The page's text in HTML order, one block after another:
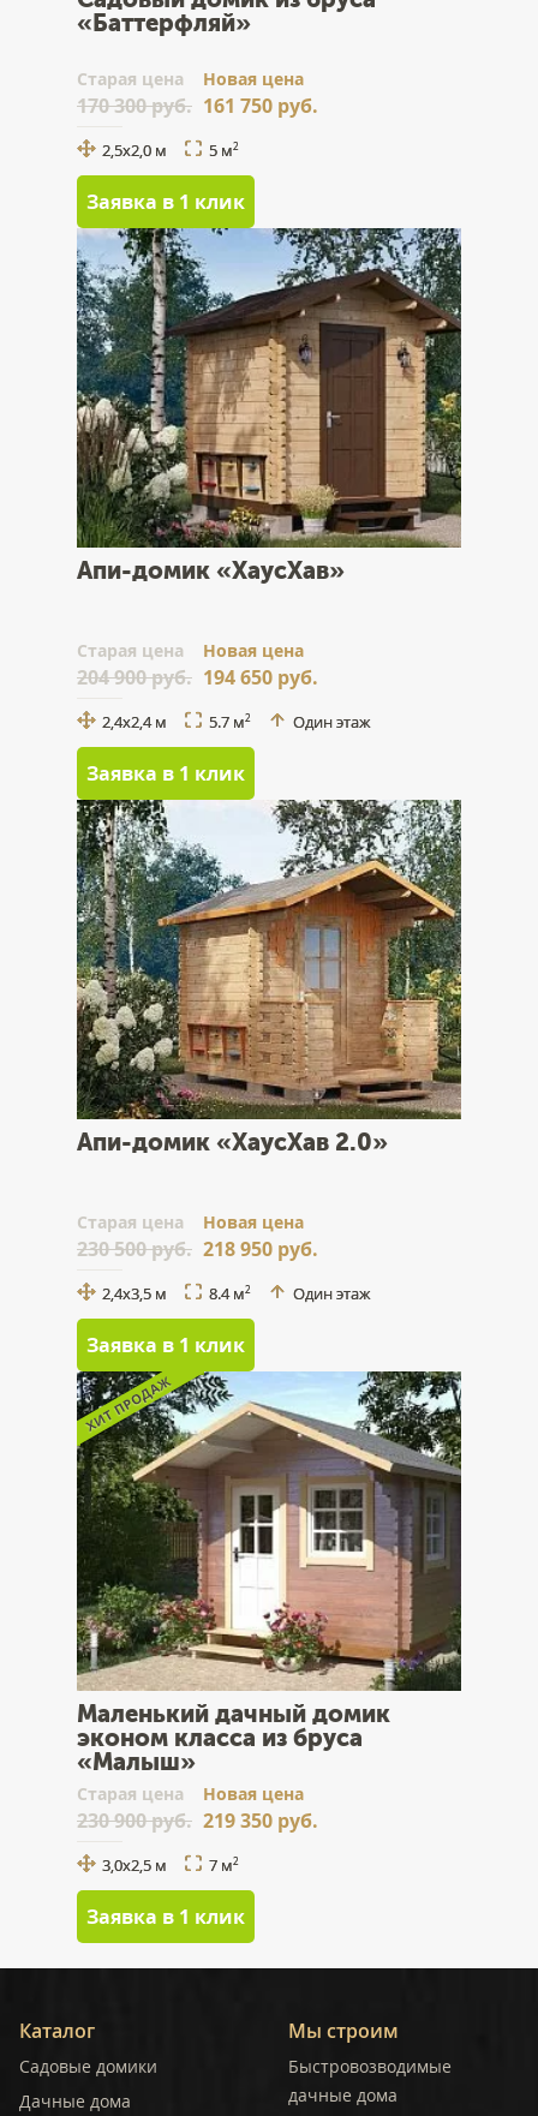
«Баттерфляй»
Cтарая цена
170 300 руб.
Новая цена
161 750 руб.
2,5x2,0 м 5 м2
Заявка в 1 клик
Апи-домик «ХаусХав»
Cтарая цена
204 900 руб.
Новая цена
194 650 руб.
2,4x2,4 м 5.7 м2 Один этаж
Заявка в 1 клик
Апи-домик «ХаусХав 2.0»
Cтарая цена
230 500 руб.
Новая цена
218 950 руб.
2,4x3,5 м 8.4 м2 Один этаж
Заявка в 1 клик
Маленький дачный домик
эконом класса из бруса
«Малыш»
Cтарая цена
230 900 руб.
Новая цена
219 350 руб.
3,0x2,5 м 7 м2
Заявка в 1 клик
Каталог
Садовые домики
Дачные дома
Мы строим
Быстровозводимые
дачные дома